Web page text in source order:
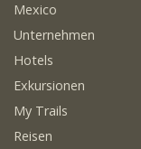
Mexico
Unternehmen
Hotels
Exkursionen
My Trails
Reisen